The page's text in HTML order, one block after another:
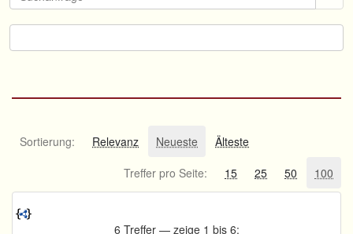
Sortierung: Relevanz Neueste
Älteste
Treffer pro Seite:
15 25 50 100
6 Treffer — zeige 1 bis 6: